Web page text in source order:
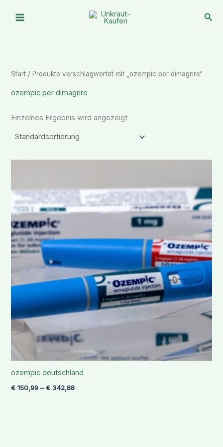
Inhalt
Start / Produkte verschlagwortet mit „ozempic per dimagrire“
ozempic per dimagrire
Einzelnes Ergebnis wird angezeigt
ozempic deutschland
€ 150,99 –€ 342,88
€ 342,88